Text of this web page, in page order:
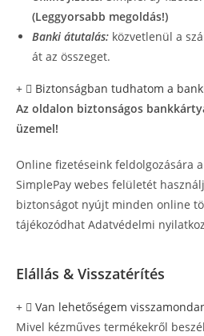
(Leggyorsabb megoldás!)
Banki átutalás: közvetlenül a
át az összeget.
Biztonságban tudhatom a
Az oldalon biztonságos
üzemel!
Online fizetéseink feldolgozására
SimplePay webes felületét
biztonságot nyújt minden online
tájékozódhat Adatvédelmi
Elállás & Visszatérítés
Van lehetőségem
Mivel kézműves termékekről